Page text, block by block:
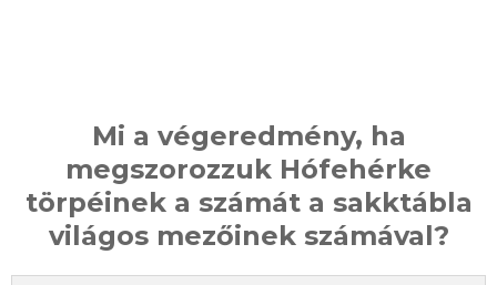
Mi a végeredmény, ha
megszorozzuk Hófehérke
törpéinek a számát a sakktábla
világos mezőinek számával?